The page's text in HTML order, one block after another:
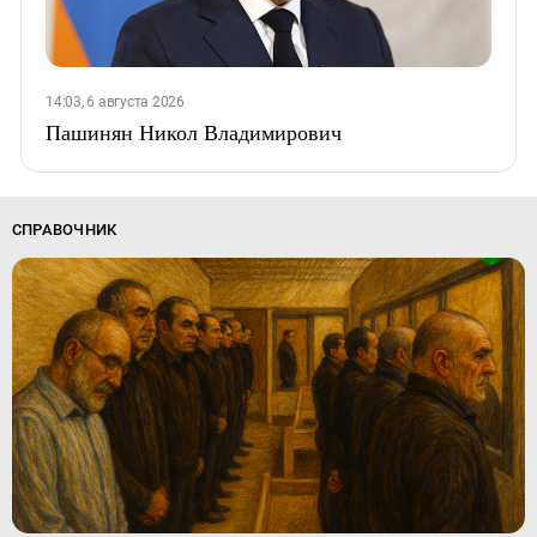
14:03, 6 августа 2026
Пашинян Никол Владимирович
СПРАВОЧНИК